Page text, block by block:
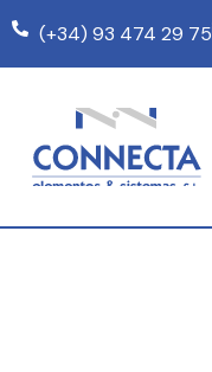
(+34) 93 474 29 75